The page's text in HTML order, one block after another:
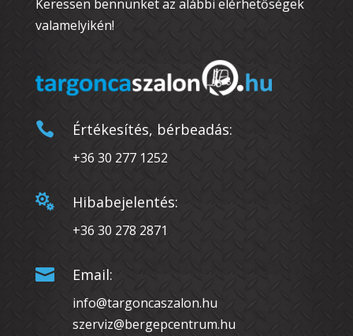
Keressen bennünket az alábbi elérhetőségek
valamelyikén!
 Értékesítés, bérbeadás:
+36 30 277 1252
 Hibabejelentés:
+36 30 278 2871
 Email:
info@targoncaszalon.hu
szerviz@bergepcentrum.hu